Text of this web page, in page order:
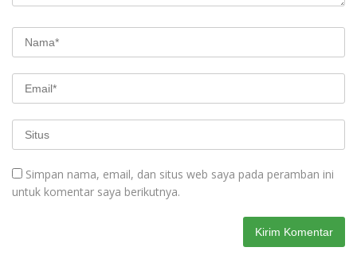
Simpan nama, email, dan situs web saya pada peramban ini
untuk komentar saya berikutnya.